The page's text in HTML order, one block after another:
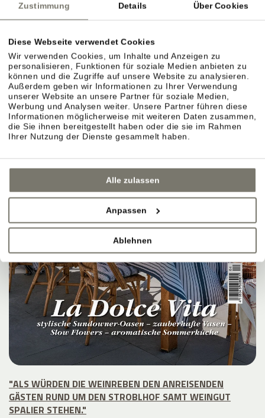
Zustimmung Details Über Cookies
Diese Webseite verwendet Cookies
Wir verwenden Cookies, um Inhalte und Anzeigen zu
personalisieren, Funktionen für soziale Medien anbieten zu
können und die Zugriffe auf unsere Website zu analysieren.
Außerdem geben wir Informationen zu Ihrer Verwendung
unserer Website an unsere Partner für soziale Medien,
Werbung und Analysen weiter. Unsere Partner führen diese
Informationen möglicherweise mit weiteren Daten zusammen,
die Sie ihnen bereitgestellt haben oder die sie im Rahmen
Ihrer Nutzung der Dienste gesammelt haben.
Alle zulassen
Anpassen
Ablehnen
"WOHNEN IM WEIN."
"ALS WÜRDEN DIE WEINREBEN DEN ANREISENDEN
GÄSTEN RUND UM DEN STROBLHOF SAMT WEINGUT
SPALIER STEHEN."